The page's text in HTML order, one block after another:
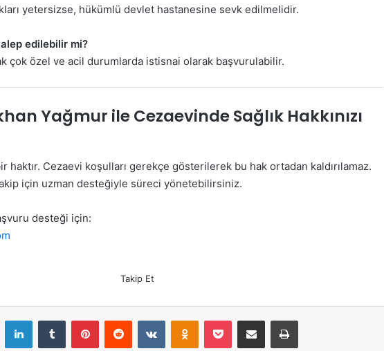
yetersizse, hükümlü devlet hastanesine sevk edilmelidir.
edilebilir mi?
çok özel ve acil durumlarda istisnai olarak başvurulabilir.
Yağmur ile Cezaevinde Sağlık Hakkınızı
haktır. Cezaevi koşulları gerekçe gösterilerek bu hak ortadan kaldırılamaz.
için uzman desteğiyle süreci yönetebilirsiniz.
desteği için:
Takip Et
LinkedInTumblr PinterestReddit VKontakteOdnoklassniki
Pocket E-Posta ile paylaş Yazdır